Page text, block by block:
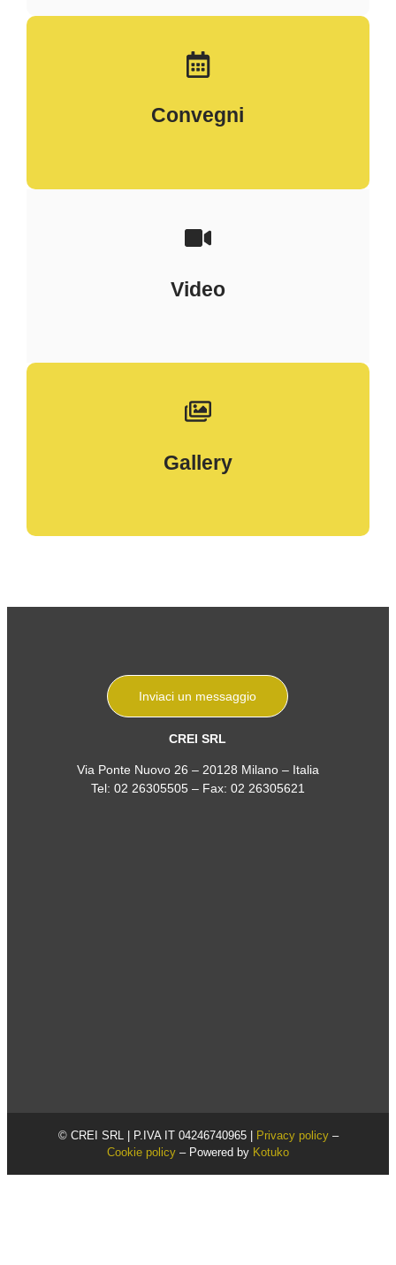
Convegni
Video
Gallery
Inviaci un messaggio
CREI SRL
Via Ponte Nuovo 26 – 20128 Milano – Italia
Tel: 02 26305505– Fax: 02 26305621
© CREI SRL | P.IVA IT 04246740965 | Privacy policy–
Cookie policy – Powered by Kotuko